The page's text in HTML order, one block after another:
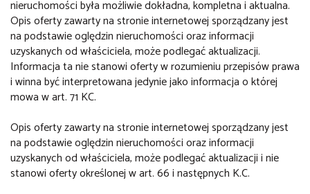
nieruchomości była możliwie dokładna, kompletna i aktualna.
Opis oferty zawarty na stronie internetowej sporządzany jest
na podstawie oględzin nieruchomości oraz informacji
uzyskanych od właściciela, może podlegać aktualizacji.
Informacja ta nie stanowi oferty w rozumieniu przepisów prawa
i winna być interpretowana jedynie jako informacja o której
mowa w art. 71 KC.
Opis oferty zawarty na stronie internetowej sporządzany jest
na podstawie oględzin nieruchomości oraz informacji
uzyskanych od właściciela, może podlegać aktualizacji i nie
stanowi oferty określonej w art. 66 i następnych K.C.